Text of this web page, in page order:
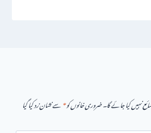
نہیں کیا جائے گا۔ضروری خانوں کو*سے نشان زد کیا گیا